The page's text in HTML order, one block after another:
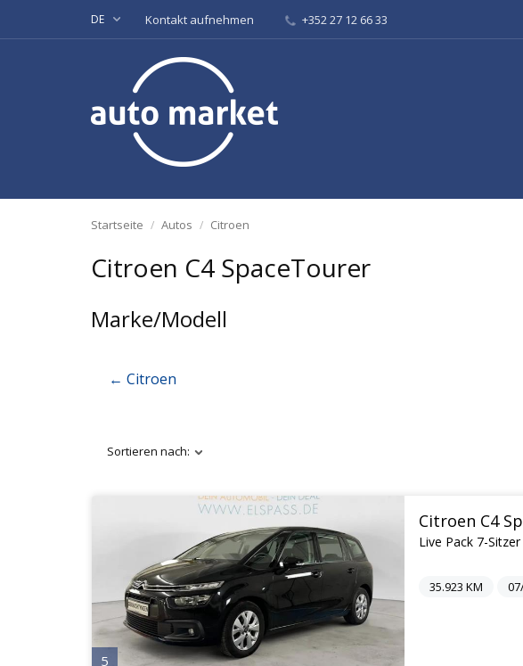
DE Kontakt aufnehmen +352 27 12 66 33
Startseite Autos Citroen
Citroen C4 SpaceTourer
Marke/Modell
← Citroen
Sortieren nach:
5
Citroen C4
Live Pack 7-
35.923 KM